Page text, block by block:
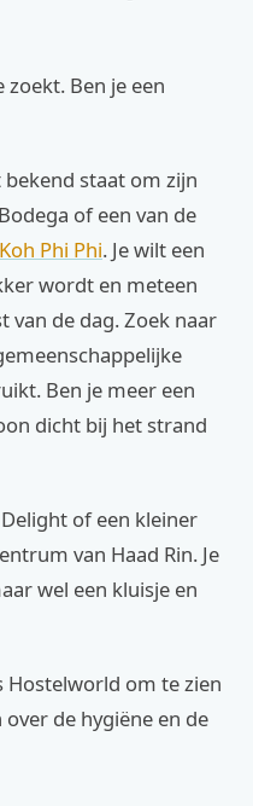
zoekt. Ben je een
staat om zijn
of een van de
Phi Phi. Je wilt een
wordt en meteen
van de dag. Zoek naar
Ben je meer een
dicht bij het strand
of een kleiner
van Haad Rin. Je
wel een kluisje en
Hostelworld om te zien
de hygiëne en de